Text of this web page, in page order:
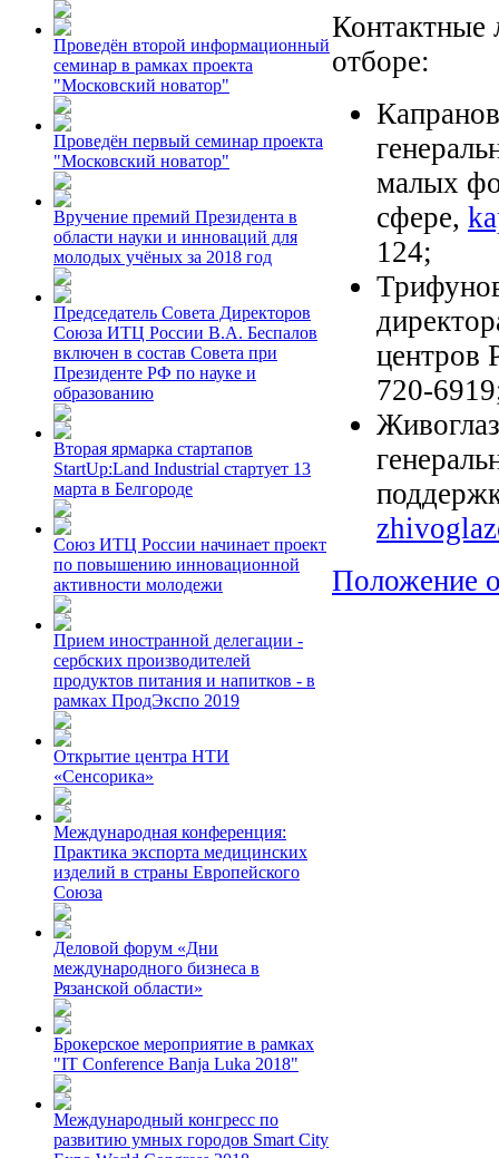
Проведён второй информационный
семинар в рамках проекта
"Московский новатор"
Проведён первый семинар проекта
"Московский новатор"
Вручение премий Президента в
области науки и инноваций для
молодых учёных за 2018 год
Председатель Совета Директоров
Союза ИТЦ России В.А. Беспалов
включен в состав Совета при
Президенте РФ по науке и
образованию
Вторая ярмарка стартапов
StartUp:Land Industrial стартует 13
марта в Белгороде
Союз ИТЦ России начинает проект
по повышению инновационной
активности молодежи
Прием иностранной делегации -
сербских производителей
продуктов питания и напитков - в
рамках ПродЭкспо 2019
Открытие центра НТИ
«Сенсорика»
Международная конференция:
Практика экспорта медицинских
изделий в страны Европейского
Союза
Деловой форум «Дни
международного бизнеса в
Рязанской области»
Брокерское мероприятие в рамках
"IT Conference Banja Luka 2018"
Международный конгресс по
развитию умных городов Smart City
Контактные
отборе:
малых
сфере,
124;
центров
720-
Положение